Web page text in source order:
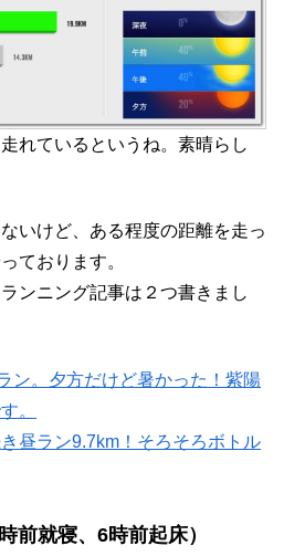
れているというね。素晴らし
いけど、ある程度の距離を走っ
ております。
ンニング記事は２つ書きまし
ン。夕方だけど暑かった！紫陽
。
昼ラン9.7km！そろそろボトル
前就寝、6時前起床）